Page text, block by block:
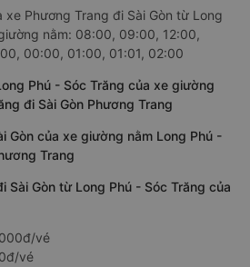
xe Phương Trang đi Sài Gòn từ Long
nằm: 08:00, 09:00, 12:00,
00:00, 01:00, 01:01, 02:00
Phú - Sóc Trăng của xe giường
đi Sài Gòn Phương Trang
Gòn của xe giường nằm Long Phú -
Trang
Sài Gòn từ Long Phú - Sóc Trăng của
vé
vé